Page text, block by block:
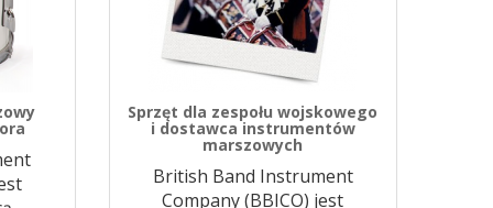
Sprzęt dla zespołu wojskowego
i dostawca instrumentów
marszowych
British Band Instrument
Company (BBICO) jest